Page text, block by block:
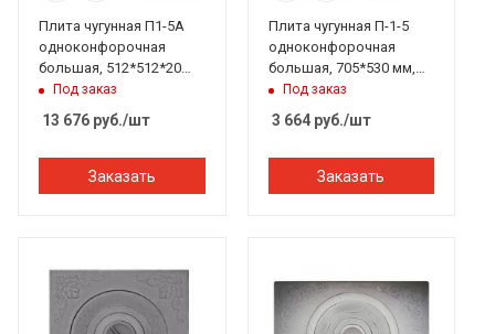
Плита чугунная П1-5А
одноконфорочная
большая, 512*512*20
мм, 5 конфорок
Под заказ
13 676 руб./шт
Заказать
Плита чугунная П-1-5
одноконфорочная
большая, 705*530 мм,
Балезино
Под заказ
3 664руб./шт
Заказать